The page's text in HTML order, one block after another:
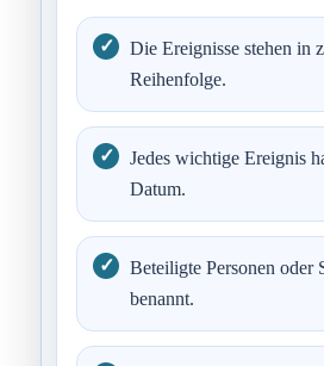
Die Ereignisse stehen in
Reihenfolge.
Jedes wichtige Ereignis
Datum.
Beteiligte Personen oder
benannt.